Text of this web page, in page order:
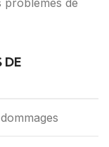
problèmes de
DE